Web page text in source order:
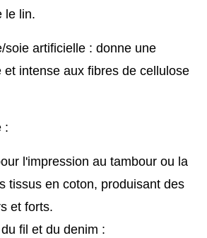
le lin.
soie artificielle : donne une
et intense aux fibres de cellulose
:
l'impression au tambour ou la
tissus en coton, produisant des
et forts.
fil et du denim :